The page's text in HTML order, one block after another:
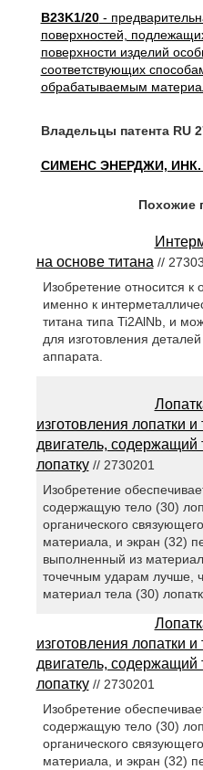
B23K1/20-
поверхностей,
поверхности изделий
соответствующих
обрабатываемым
Владельцы патента RU
СИМЕНС ЭНЕРДЖИ, ИНК.
Похожие
на основе титана //
Изобретение относится к
именно к
титана типа Ti2AlNb, и
для изготовления
аппарата.
изготовления лопатки
двигатель, содержащий
лопатку// 2730201
Изобретение
содержащую тело (30)
органического
материала, и экран (32)
выполненный из
точечным ударам лучше,
материал тела (30)
изготовления лопатки
двигатель, содержащий
лопатку// 2730201
Изобретение
содержащую тело (30)
органического
материала, и экран (32)